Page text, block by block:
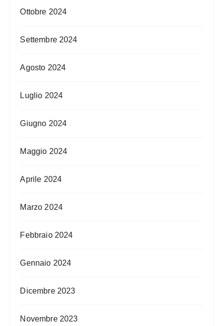
Ottobre 2024
Settembre 2024
Agosto 2024
Luglio 2024
Giugno 2024
Maggio 2024
Aprile 2024
Marzo 2024
Febbraio 2024
Gennaio 2024
Dicembre 2023
Novembre 2023